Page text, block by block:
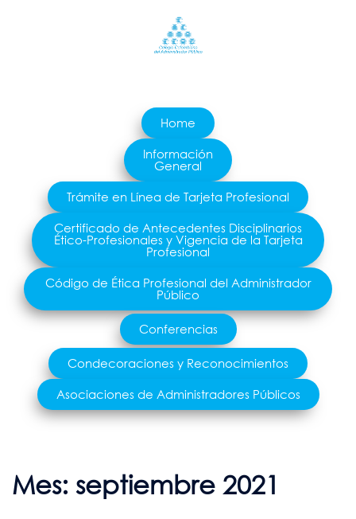
Home
Información
General
Trámite en Línea de Tarjeta Profesional
Certificado de Antecedentes Disciplinarios
Ético-Profesionales y Vigencia de la Tarjeta
Profesional
Código de Ética Profesional del Administrador
Público
Conferencias
Condecoraciones y Reconocimientos
Asociaciones de Administradores Públicos
Mes: septiembre 2021